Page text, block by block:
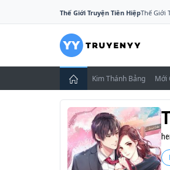
Thế Giới Truyện Tiên HiệpThế Giới
Kim Thánh Bảng Mới